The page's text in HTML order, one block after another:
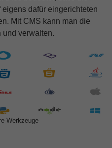
eigens dafür eingerichteten
Mit CMS kann man die
und verwalten.
Werkzeuge